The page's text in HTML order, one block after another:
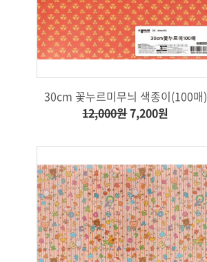
30cm 꽃누르미무늬 색종이(100매)
12,000원7,200원